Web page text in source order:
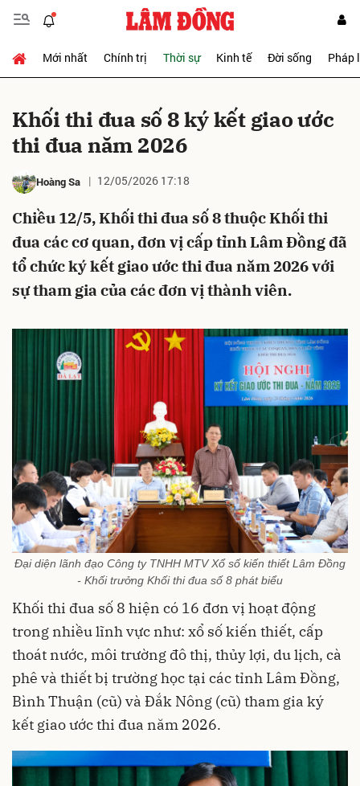
Mới nhất Chính trị Thời sự Kinh tế Đời sống Pháp
Khối thi đua số 8 ký kết giao ước
thi đua năm 2026
Hoàng Sa 12/05/2026 17:18
Chiều 12/5, Khối thi đua số 8 thuộc Khối thi
đua các cơ quan, đơn vị cấp tỉnh Lâm Đồng đã
tổ chức ký kết giao ước thi đua năm 2026 với
sự tham gia của các đơn vị thành viên.
Đại diện lãnh đạo Công ty TNHH MTV Xổ số kiến thiết Lâm Đồng
- Khối trưởng Khối thi đua số 8 phát biểu
Khối thi đua số 8 hiện có 16 đơn vị hoạt động
trong nhiều lĩnh vực như: xổ số kiến thiết, cấp
thoát nước, môi trường đô thị, thủy lợi, du lịch, cà
phê và thiết bị trường học tại các tỉnh Lâm Đồng,
Bình Thuận (cũ) và Đắk Nông (cũ) tham gia ký
kết giao ước thi đua năm 2026.
Gửi bình luận
Hủy Gửi